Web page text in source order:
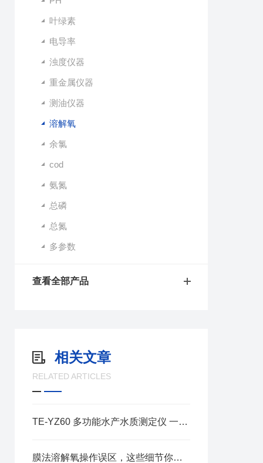
叶绿素
电导率
浊度仪器
重金属仪器
测油仪器
溶解氧
余氯
cod
氨氮
总磷
总氮
多参数
查看全部产品
相关文章
RELATED ARTICLES
TE-YZ60 多功能水产水质测定仪 一站式检测氨氮亚盐溶解氧 pH
膜法溶解氧操作误区，这些细节你忽略了吗？